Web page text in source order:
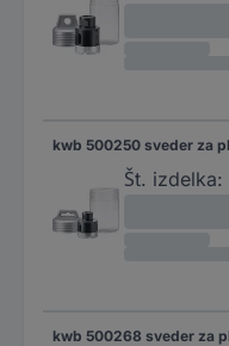
Št. izdelka: